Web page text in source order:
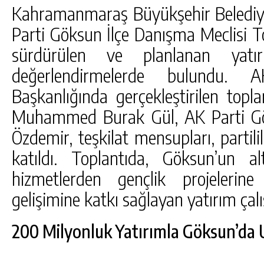
Kahramanmaraş Büyükşehir
Parti Göksun İlçe Danışma Meclisi
sürdürülen ve planlanan
değerlendirmelerde
Başkanlığında gerçekleştirilen
Muhammed Burak Gül, AK Parti
Özdemir, teşkilat mensupları,
katıldı. Toplantıda, Göksun’un
hizmetlerden gençlik
gelişimine katkı sağlayan yatırım
200 Milyonluk Yatırımla Göksun’da
GÜNLÜK HABER AKIŞI
GÖKSUN HAFIZLIK KIZ KUR’AN KURSU
ÖĞRENCILERINE DARENDE GEZISI.